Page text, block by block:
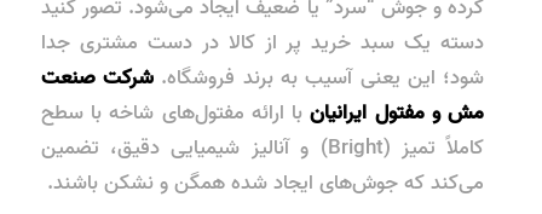
کرده و جوش “سرد” یا ضعیف ایجاد می‌شود. تصور کنید
دسته یک سبد خرید پر از کالا در دست مشتری جدا
شود؛ این یعنی آسیب به برند فروشگاه.شرکت صنعت
مش و مفتول ایرانیانبا ارائه مفتول‌های شاخه با سطح
کاملاً تمیز (Bright) و آنالیز شیمیایی دقیق، تضمین
می‌کند که جوش‌های ایجاد شده همگن و نشکن باشند.